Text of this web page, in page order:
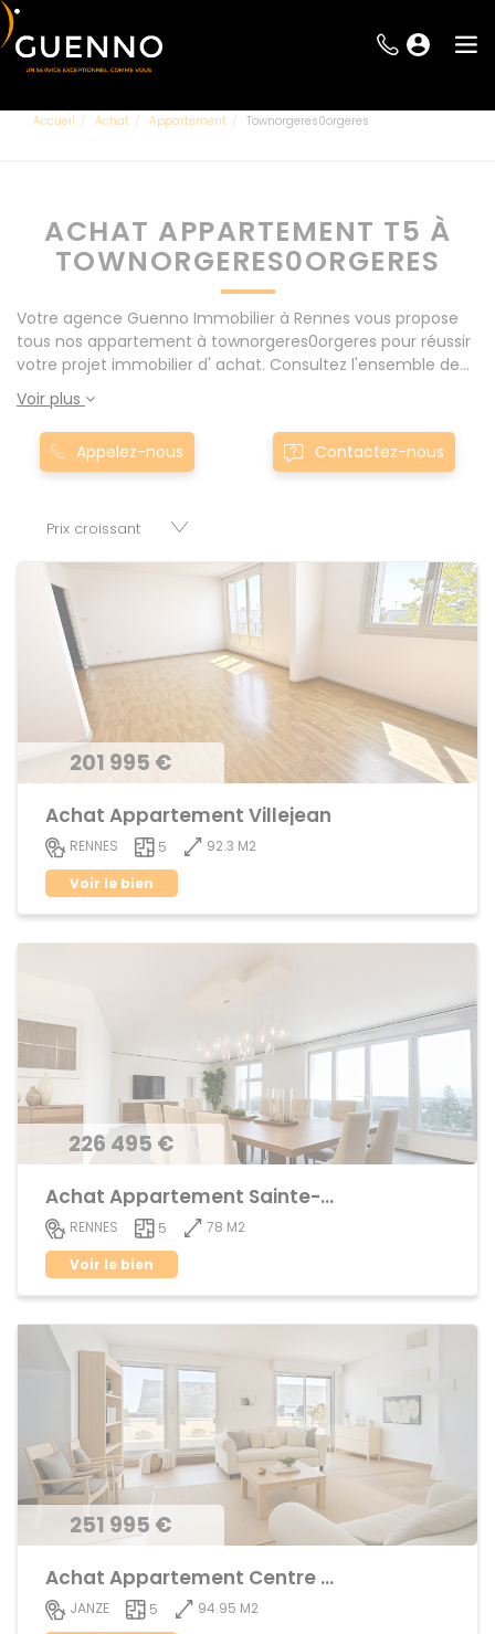
Accueil Achat Appartement Townorgeres0orgeres
ACHAT APPARTEMENT T5 À
TOWNORGERES0ORGERES
Votre agence Guenno Immobilier à Rennes vous propose
tous nos appartement à townorgeres0orgeres pour réussir
votre projet immobilier d' achat. Consultez l'ensemble de
nos offres à Rennes mais également aux alentours : Le
Rheu, Pacé, Montgermont... Nos appartement T5 à
townorgeres0orgeres sont proposés au meilleur prix du
marché pour permettre au plus grand nombre de réussir
appartements, maisons, immeubles, terrains et murs.
Voir plus
Appelez-nous Contactez-nous
201 995 €
Achat Appartement Villejean
RENNES 5
92.3 M2
Voir le bien
226 495 €
Achat Appartement Sainte-Thérèse
RENNES 5
78 M2
Voir le bien
251 995 €
Achat Appartement Centre ville
JANZE 5
94.95 M2